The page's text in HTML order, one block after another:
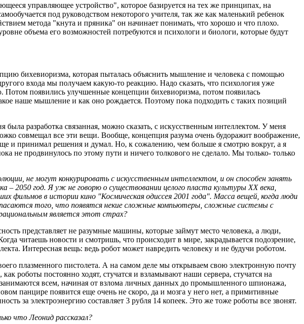
управляющее устройство", которое базируется на тех же принципах, на
под руководством некоторого учителя, так же как маленький ребенок
метода "кнута и пряника" он начинает понимать, что хорошо и что плохо.
объема его возможностей потребуются и психологи и биологи, которые будут
бихевиоризма, которая пыталась объяснить мышление и человека с помощью
входа мы получаем какую-то реакцию. Надо сказать, что психология уже
Потом появились улучшенные концепции бихевиоризма, потом появилась
наше мышление и как оно рождается. Поэтому пока подходить с таких позиций
разработка связанная, можно сказать, с искусственным интеллектом. У меня
совмещал все эти вещи. Вообще, концепция разума очень будоражит воображение,
и принимал решения и думал. Но, к сожалению, чем больше я смотрю вокруг, а я
не продвинулось по этому пути и ничего толкового не сделало. Мы только- только
не могут конкурировать с искусственным интеллектом, и он способен занять
– 2050 год. Я уж не говорю о существовании целого пласта культуры XX века,
фильмов в истории кино "Космическая одиссея 2001 года". Масса вещей, когда люди
того, что появятся некие сложные компьютеры, сложные системы с
является этот страх?
представляет не разумные машины, которые займут место человека, а люди,
читаешь новости и смотришь, что происходит в мире, закрадывается подозрение,
Интересная вещь: ведь робот может навредить человеку и не будучи роботом.
плазменного пистолета. А на самом деле мы открываем свою электронную почту
постоянно ходят, стучатся и взламывают наши сервера, стучатся на
всем, начиная от взлома личных данных до промышленного шпионажа,
панцире появится еще очень не скоро, да и мозга у него нет, а примитивные
за электроэнергию составляет 3 рубля 14 копеек. Это же тоже роботы все звонят.
что Леонид рассказал?